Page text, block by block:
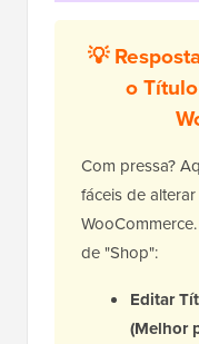
💡
o
Com pressa?
fáceis de
de "Shop":
Editar
(Melhor